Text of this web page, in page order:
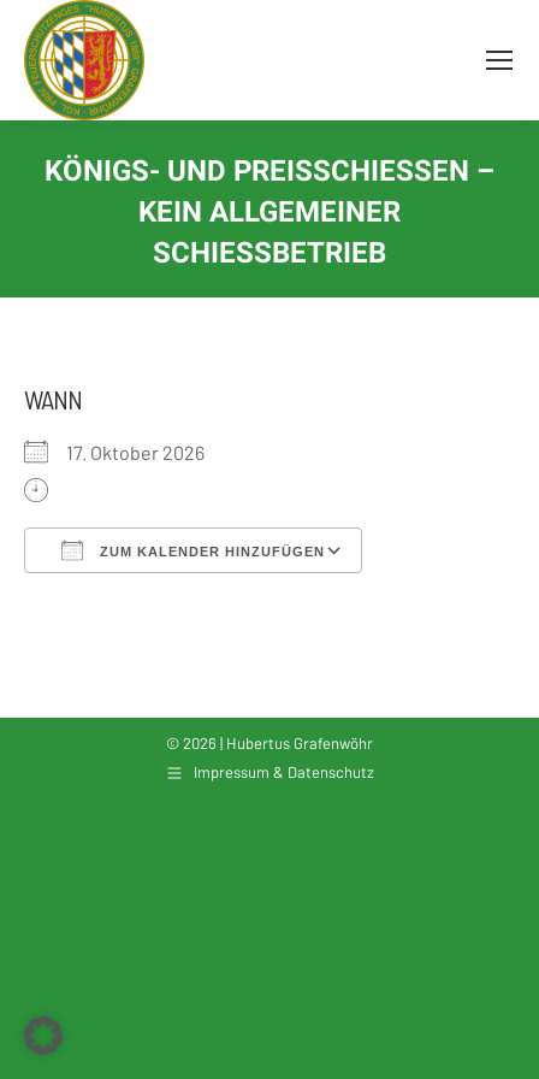
springen
KÖNIGS- UND PREISSCHIESSEN – K
EIN ALLGEMEINER S
CHIESSBETRIEB
WANN
17. Oktober 2026
ZUM KALENDER HINZUFÜGEN
© 2026 | Hubertus Grafenwöhr
Impressum & Datenschutz